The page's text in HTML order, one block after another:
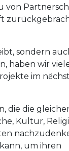
von
sondern
haben wir
im
die die
Kultur,
um ihren